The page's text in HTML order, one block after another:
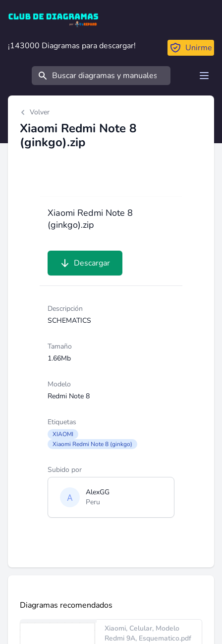
Club de Diagramas
¡143000 Diagramas para descargar!
¡143000 Diagramas para descargar! Unirme
Buscar
Volver
Xiaomi Redmi Note 8
(ginkgo).zip
Xiaomi Redmi Note 8
(ginkgo).zip
Descargar
Descripción
SCHEMATICS
Tamaño
1.66Mb
Modelo
Redmi Note 8
Etiquetas
XIAOMI
Xiaomi Redmi Note 8 (ginkgo)
Subido por
AlexGG
Peru
Diagramas recomendados
Xiaomi, Celular, Modelo
Redmi 9A, Esquematico.pdf